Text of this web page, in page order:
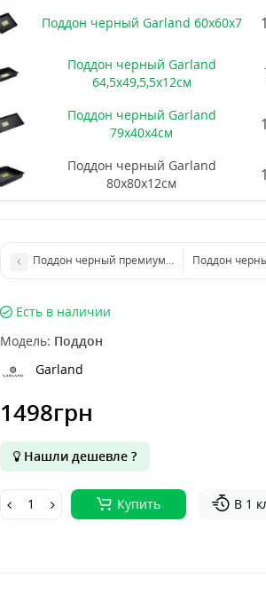
Поддон черный Garland 60х60х7
Поддон черный Garland
64,5х49,5,5х12см
Поддон черный Garland
79х40х4см
Поддон черный Garland
80х80х12см
Поддон черный премиум GarlandПоддон
Есть в наличии
Модель: Поддон
Garland
1498грн
Нашли дешевле ?
Купить В 1